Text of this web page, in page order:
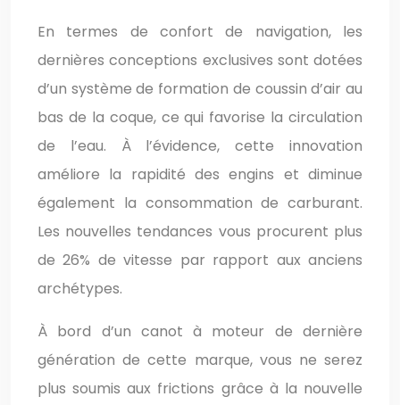
En termes de confort de navigation, les
dernières conceptions exclusives sont dotées
d’un système de formation de coussin d’air au
bas de la coque, ce qui favorise la circulation
de l’eau. À l’évidence, cette innovation
améliore la rapidité des engins et diminue
également la consommation de carburant.
Les nouvelles tendances vous procurent plus
de 26% de vitesse par rapport aux anciens
archétypes.
À bord d’un canot à moteur de dernière
génération de cette marque, vous ne serez
plus soumis aux frictions grâce à la nouvelle